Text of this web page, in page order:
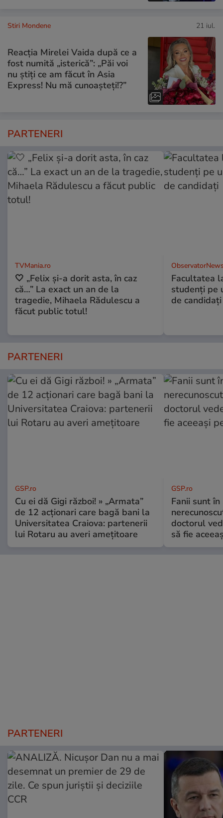
Stiri Mondene 21 iul.
Reacția Mirelei Vaida după ce a
fost numită „isterică”: „Păi voi
nu știți ce am făcut în Asia
Express! Nu mă cunoașteți!?”
PARTENERI
TVMania.ro
🤍 „Felix și-a dorit asta, în caz
că…” La exact un an de la
tragedie, Mihaela Rădulescu a
făcut public totul!
Facultatea
studenţi pe
de candidaţi
PARTENERI
GSP.ro
Cu ei dă Gigi război! » „Armata”
de 12 acționari care bagă bani la
Universitatea Craiova: partenerii
lui Rotaru au averi amețitoare
GSP.ro
Fanii sunt în
doctorul
să fie
PARTENERI